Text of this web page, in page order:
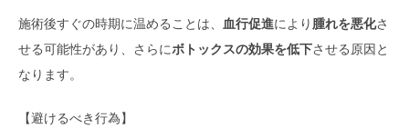
施術後すぐの時期に温めることは、 血行促進により 腫れを悪化さ
せる可能性があり、さらにボトックスの効果を低下させる原因と
なります。
【避けるべき行為】